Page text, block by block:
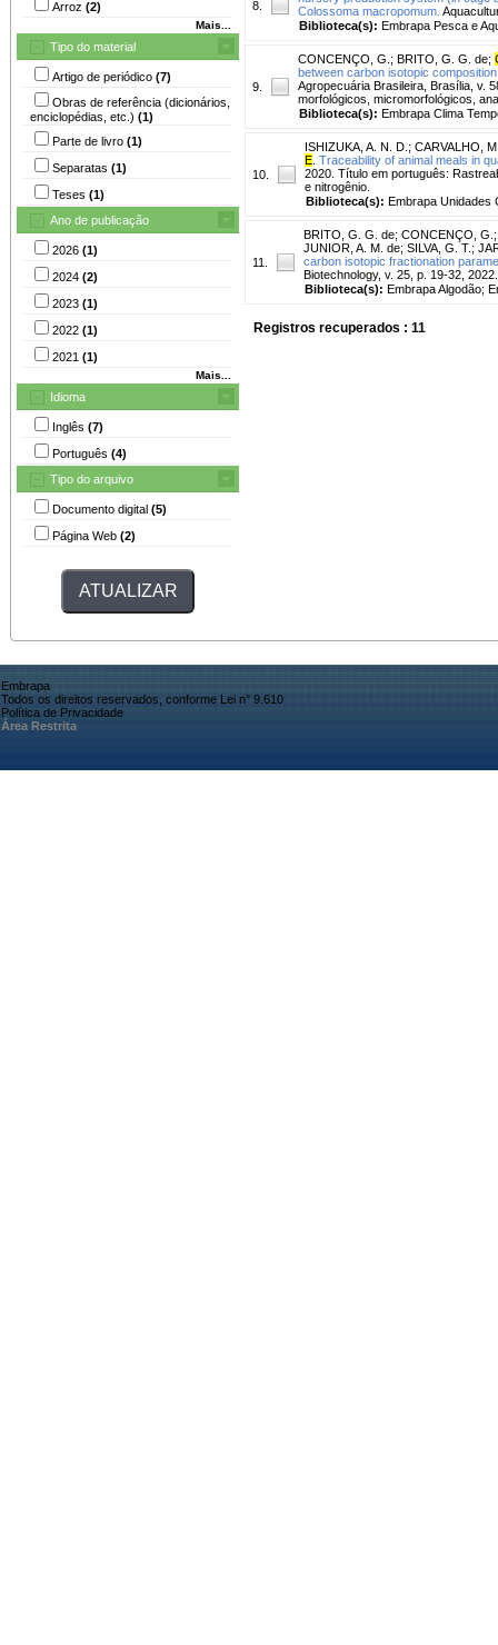
Arroz (2)
Mais...
Tipo do material
Artigo de periódico (7)
Obras de referência (dicionários,
enciclopédias, etc.) (1)
Parte de livro (1)
Separatas (1)
Teses (1)
Ano de publicação
2026 (1)
2024 (2)
2023 (1)
2022 (1)
2021 (1)
Mais...
Idioma
Inglês (7)
Português (4)
Tipo do arquivo
Documento digital (5)
Página Web (2)
8.
Colossoma macropomum.
Biblioteca(s): Embrapa Pesca e
9.
CONCENÇO, G. ; BRITO, G. G. de;
between carbon isotopic
Agropecuária Brasileira, Brasília, v.
morfológicos, micromorfológicos,
Biblioteca(s): Embrapa Clima
10.
ISHIZUKA, A. N. D. ; CARVALHO,
E Traceability of animal meals in
2020. Título em português:
e nitrogênio.
Biblioteca(s): Embrapa Unidades
11.
BRITO, G. G. de; CONCENÇO, G.
JUNIOR, A. M. de; SILVA, G. T. ;
carbon isotopic fractionation
Biotechnology, v. 25, p. 19-32,
Biblioteca(s): Embrapa Algodão;
Registros recuperados : 11
Embrapa
Todos os direitos reservados, conforme Lei n° 9.610
Política de Privacidade
Área Restrita